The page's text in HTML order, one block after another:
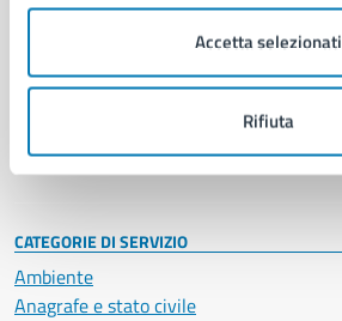
Accetta selezionati
Rifiuta
Uffici
Politici
Intranet, posta aziendale e protocollo
CATEGORIE DI SERVIZIO
Ambiente
Anagrafe e stato civile